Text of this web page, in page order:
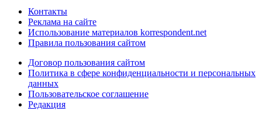
Контакты
Реклама на сайте
Использование материалов korrespondent.net
Правила пользования сайтом
Договор пользования сайтом
Политика в сфере конфиденциальности и персональных
данных
Пользовательское соглашение
Редакция